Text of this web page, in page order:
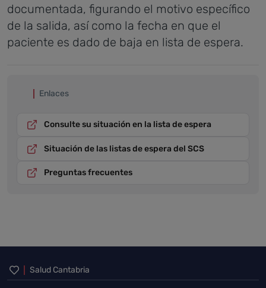
documentada, figurando el motivo específico
de la salida, así como la fecha en que el
paciente es dado de baja en lista de espera.
Enlaces
Consulte su situación en la lista de espera
Situación de las listas de espera del SCS
Preguntas frecuentes
Inicio del pie de página
Salud Cantabria